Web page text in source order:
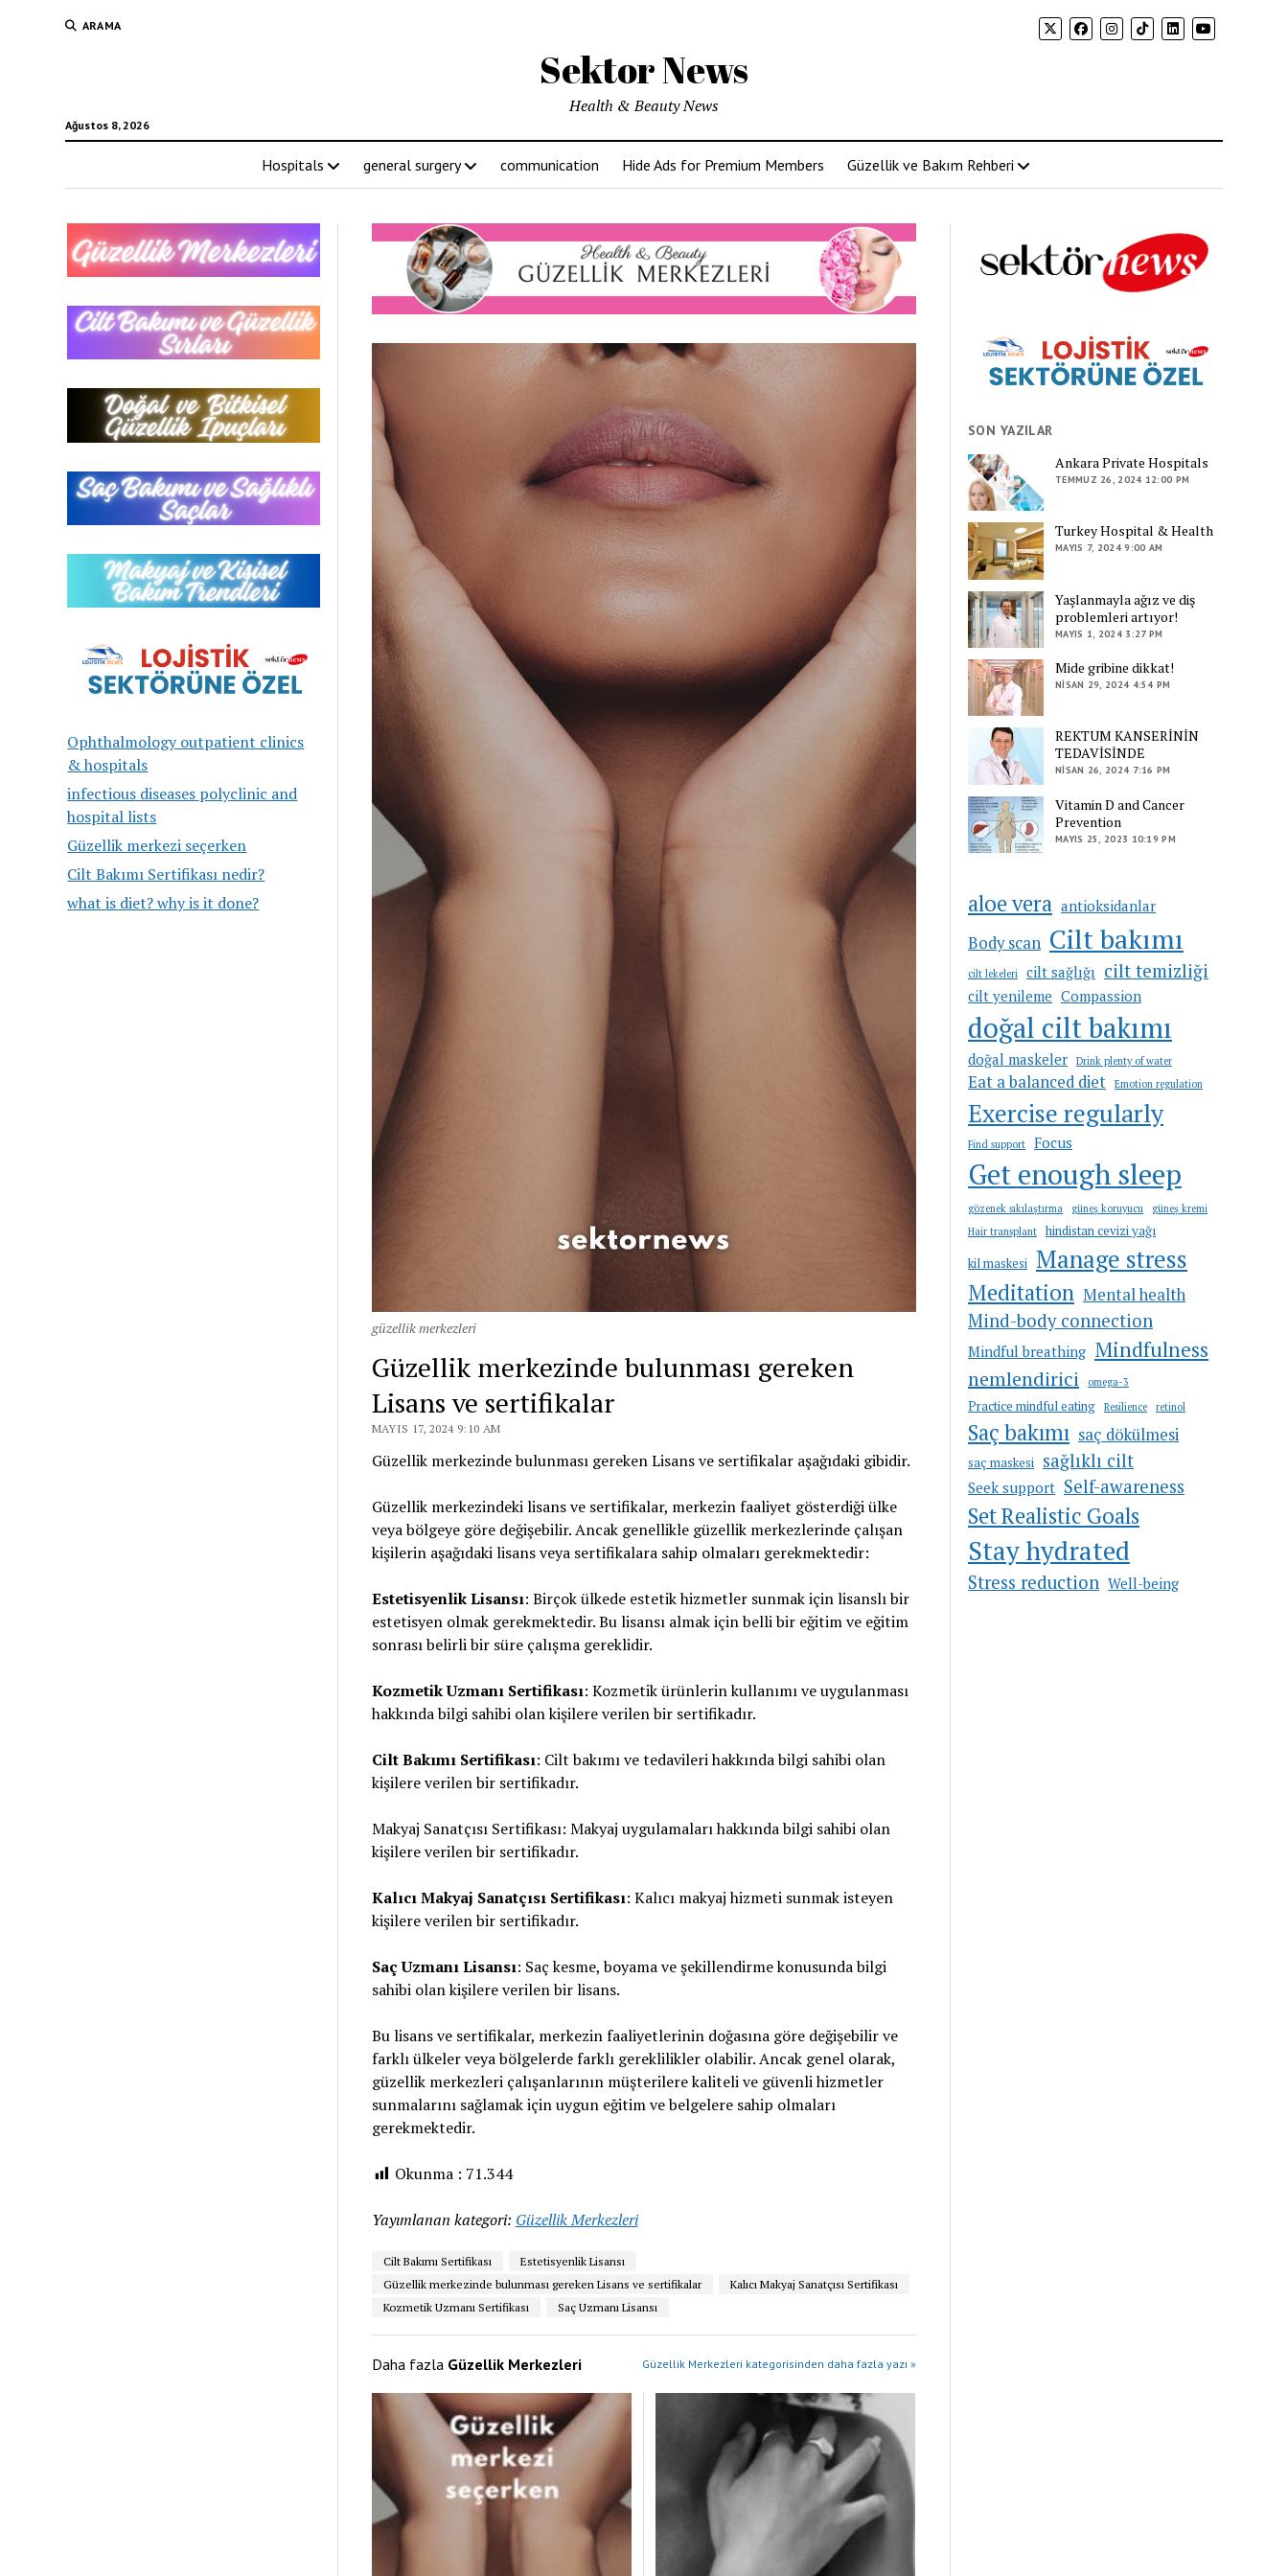
ARAMA
Sektor News
Ağustos 8, 2026
Health & Beauty News
Hospitals general surgery communication Hide Ads for Premium Members Güzellik ve Bakım Rehberi
Ophthalmology outpatient clinics
& hospitals
infectious diseases polyclinic and
hospital lists
Güzellik merkezi seçerken
Cilt Bakımı Sertifikası nedir?
what is diet? why is it done?
güzellik merkezleri
Güzellik merkezinde bulunması gereken
Lisans ve sertifikalar
MAYIS 17, 2024 9:10 AM
Güzellik merkezinde bulunması gereken Lisans ve sertifikalar aşağıdaki gibidir.
Güzellik merkezindeki lisans ve sertifikalar, merkezin faaliyet gösterdiği ülke
veya bölgeye göre değişebilir. Ancak genellikle güzellik merkezlerinde çalışan
kişilerin aşağıdaki lisans veya sertifikalara sahip olmaları gerekmektedir:
Estetisyenlik Lisansı: Birçok ülkede estetik hizmetler sunmak için lisanslı bir
estetisyen olmak gerekmektedir. Bu lisansı almak için belli bir eğitim ve eğitim
sonrası belirli bir süre çalışma gereklidir.
Kozmetik Uzmanı Sertifikası: Kozmetik ürünlerin kullanımı ve uygulanması
hakkında bilgi sahibi olan kişilere verilen bir sertifikadır.
Cilt Bakımı Sertifikası: Cilt bakımı ve tedavileri hakkında bilgi sahibi olan
kişilere verilen bir sertifikadır.
Makyaj Sanatçısı Sertifikası: Makyaj uygulamaları hakkında bilgi sahibi olan
kişilere verilen bir sertifikadır.
Kalıcı Makyaj Sanatçısı Sertifikası: Kalıcı makyaj hizmeti sunmak isteyen
kişilere verilen bir sertifikadır.
Saç Uzmanı Lisansı: Saç kesme, boyama ve şekillendirme konusunda bilgi
sahibi olan kişilere verilen bir lisans.
Bu lisans ve sertifikalar, merkezin faaliyetlerinin doğasına göre değişebilir ve
farklı ülkeler veya bölgelerde farklı gereklilikler olabilir. Ancak genel olarak,
güzellik merkezleri çalışanlarının müşterilere kaliteli ve güvenli hizmetler
sunmalarını sağlamak için uygun eğitim ve belgelere sahip olmaları
gerekmektedir.
Okunma : 71.344
Yayımlanan kategori: Güzellik Merkezleri
Cilt Bakımı Sertifikası
Estetisyenlik Lisansı
Güzellik merkezinde bulunması gereken Lisans ve sertifikalar
Kalıcı Makyaj Sanatçısı Sertifikası
Kozmetik Uzmanı Sertifikası
Saç Uzmanı Lisansı
Daha fazla Güzellik Merkezleri Güzellik Merkezleri kategorisinden daha fazla yazı »
SON YAZILAR
Ankara Private Hospitals
TEMMUZ 26, 2024 12:00 PM
Turkey Hospital & Health
MAYIS 7, 2024 9:00 AM
Yaşlanmayla ağız ve diş
problemleri artıyor!
MAYIS 1, 2024 3:27 PM
Mide gribine dikkat!
NISAN 29, 2024 4:54 PM
REKTUM KANSERİNİN
TEDAVİSİNDE
NISAN 26, 2024 7:16 PM
Vitamin D and Cancer
Prevention
MAYIS 25, 2023 10:19 PM
aloe vera antioksidanlar
Body scan Cilt bakımı
cilt lekeleri cilt sağlığı cilt temizliği
cilt yenileme Compassion
doğal cilt bakımı
doğal maskeler Drink plenty of water
Eat a balanced diet Emotion regulation
Exercise regularly
Find support Focus
Get enough sleep
gözenek sıkılaştırma güneş koruyucu
güneş kremi
Hair transplant
hindistan cevizi yağı
kil maskesi Manage stress
Meditation Mental health
Mind-body connection
Mindful breathing Mindfulness
nemlendirici omega-3
Practice mindful eating Resilience retinol
Saç bakımı saç dökülmesi
saç maskesi sağlıklı cilt
Seek support Self-awareness
Set Realistic Goals
Stay hydrated
Stress reduction Well-being